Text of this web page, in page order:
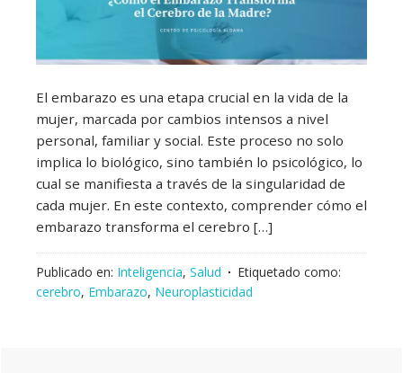
El embarazo es una etapa crucial en la vida de la
mujer, marcada por cambios intensos a nivel
personal, familiar y social. Este proceso no solo
implica lo biológico, sino también lo psicológico, lo
cual se manifiesta a través de la singularidad de
cada mujer. En este contexto, comprender cómo el
embarazo transforma el cerebro […]
Publicado en: Inteligencia, Salud
Etiquetado como:
cerebro, Embarazo, Neuroplasticidad